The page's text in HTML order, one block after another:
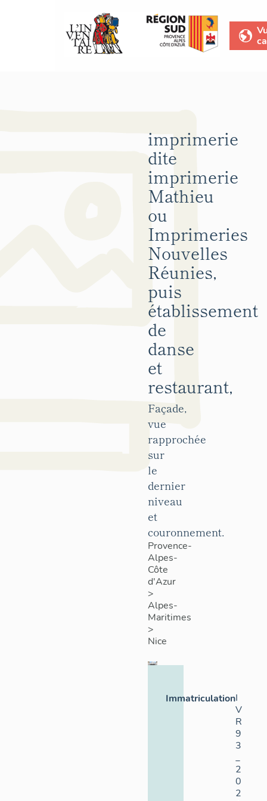
imprimerie
dite
imprimerie
Mathieu
ou
Imprimeries
Nouvelles
Réunies,
puis
établissement
de
danse
et
restaurant,
Façade,
vue
rapprochée
sur
le
dernier
niveau
et
couronnement.
Provence-
Alpes-
Côte
d'Azur
>
Alpes-
Maritimes
>
Nice
ImmatriculationI
V
R
9
3
_
2
0
2